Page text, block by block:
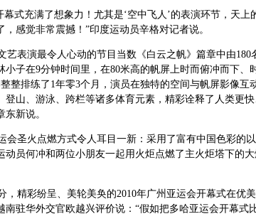
幕式充满了想象力！ 尤其是‘空中飞人’的表演环节， 天上
，感觉非常震撼！ ”印度运动员辛格对记者说。
艺表演最令人心动的节目当数《白云之帆》篇章中由180
小子在9分钟时间里，在80米高的帆屏上时而俯冲而下、
整排练了1年零3个月，演员在独特的空间与帆屏影像互
登山、游泳、跨栏等诸多体育元素，精彩诠释了人类更
东新说。
会圣火点燃方式令人耳目一新：采用了富有中国色彩的
动员何冲和两位小朋友一起用火炬点燃了主火炬塔下的
，精彩纷呈、美轮美奂的2010年广州亚运会开幕式在优
南驻华外交官欧越兴评价说： “假如把多哈亚运会开幕式